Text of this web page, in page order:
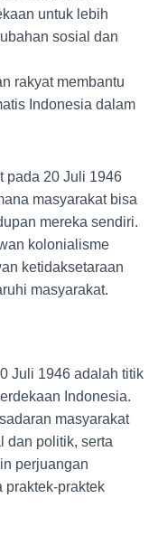
untuk lebih
sosial dan
rakyat membantu
Indonesia dalam
pada 20 Juli 1946
masyarakat bisa
mereka sendiri.
kolonialisme
ketidaksetaraan
masyarakat.
Juli 1946 adalah titik
Indonesia.
masyarakat
dan politik, serta
perjuangan
praktek-praktek